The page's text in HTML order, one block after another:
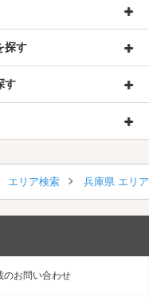
探す
す
エリア検索 兵庫県 エリ
のお問い合わせ